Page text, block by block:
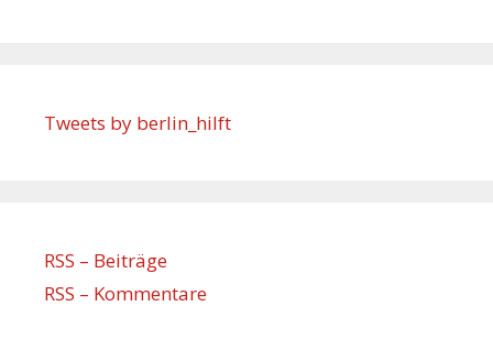
Tweets by berlin_hilft
RSS – Beiträge
RSS – Kommentare